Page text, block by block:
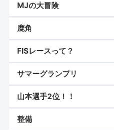
MJの大冒険
鹿角
FISレースって？
サマーグランプリ
山本選手2位！！
整備